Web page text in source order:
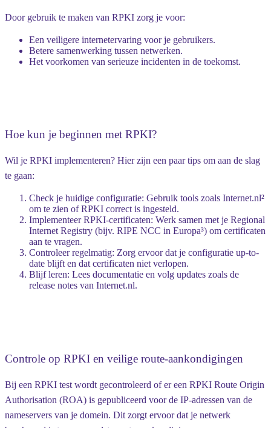
Door gebruik te maken van RPKI zorg je voor:
Een veiligere internetervaring voor je gebruikers.
Betere samenwerking tussen netwerken.
Het voorkomen van serieuze incidenten in de toekomst.
Hoe kun je beginnen met RPKI?
Wil je RPKI implementeren? Hier zijn een paar tips om aan de slag
te gaan:
Check je huidige configuratie: Gebruik tools zoals Internet.nl²
om te zien of RPKI correct is ingesteld.
Implementeer RPKI-certificaten: Werk samen met je Regional
Internet Registry (bijv. RIPE NCC in Europa³) om certificaten
aan te vragen.
Controleer regelmatig: Zorg ervoor dat je configuratie up-to-
date blijft en dat certificaten niet verlopen.
Blijf leren: Lees documentatie en volg updates zoals de
release notes van Internet.nl.
Controle op RPKI en veilige route-aankondigingen
Bij een RPKI test wordt gecontroleerd of er een RPKI Route Origin
Authorisation (ROA) is gepubliceerd voor de IP-adressen van de
nameservers van je domein. Dit zorgt ervoor dat je netwerk